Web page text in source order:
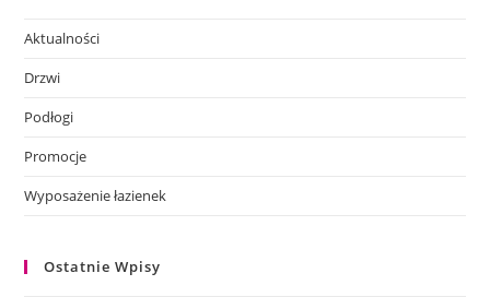
Aktualności
Drzwi
Podłogi
Promocje
Wyposażenie łazienek
Ostatnie Wpisy